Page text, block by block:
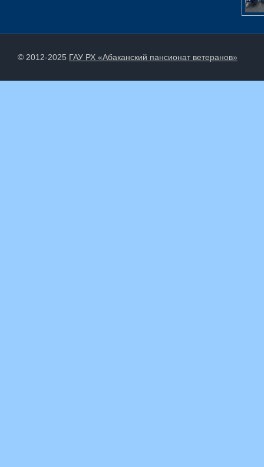
© 2012-2025 ГАУ РХ «Абаканский пансионат ветеранов»